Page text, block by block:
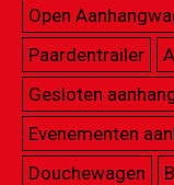
Open
Paardentrailer
Gesloten
Evenementen
Douchewagen